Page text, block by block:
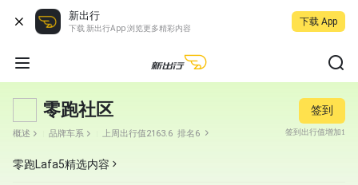
新出行
下载 新出行App 浏览更多精彩内容
下载 App
零跑社区
概述 品牌车系 上周出行值2163.6 排名6
签到
签到出行值增加1
零跑Lafa5精选内容